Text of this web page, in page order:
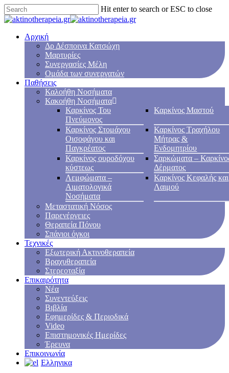
Hit enter to search or ESC to close
Αρχική
Δρ Δέσποινα Κατσώχη
Μαρτυρίες
Συνεργασίες Μέλη
Ομάδα των συνεργατών
Παθήσεις
Καλοήθη Νοσήματα
Κακοήθη Νοσήματα
Καρκίνος Του
Πνεύμονος
Καρκίνος Μαστού
Καρκίνος Στομάχου
Οισοφάγου και
Παγκρέατος
Καρκίνος Τραχήλου
Μήτρας &
Ενδομητρίου
Καρκίνος ουροδόχου
κύστεως
Σαρκώματα –
Δέρματος
Λεμφώματα –
Αιματολογικά
Νοσήματα
Καρκίνος Κεφαλής και
Λαιμού
Μεταστατική Νόσος
Παρενέργειες
Θεραπεία Πόνου
Σπάνιοι όγκοι
Τεχνικές
Εξωτερική Ακτινοθεραπεία
Βραχυθεραπεία
Στερεοταξία
Επικαιρότητα
Νέα
Συνεντεύξεις
Βιβλία
Εφημερίδες & Περιοδικά
Video
Επιστημονικές Ημερίδες
Έρευνα
Επικοινωνία
Ελληνικα